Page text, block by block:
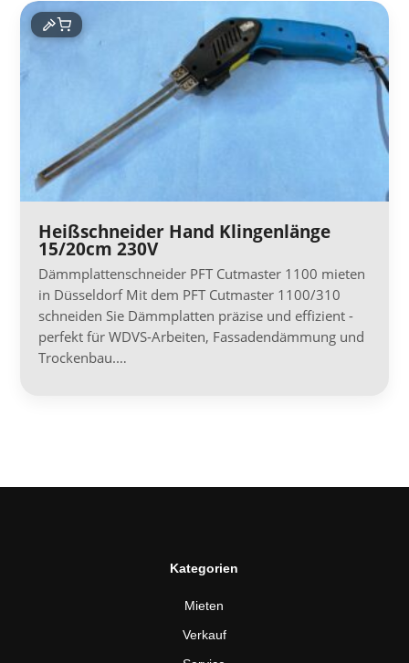
Heißschneider Hand Klingenlänge
15/20cm 230V
Dämmplattenschneider PFT Cutmaster 1100 mieten
in Düsseldorf Mit dem PFT Cutmaster 1100/310
schneiden Sie Dämmplatten präzise und effizient -
perfekt für WDVS-Arbeiten, Fassadendämmung und
Trockenbau.…
Kategorien
Mieten
Verkauf